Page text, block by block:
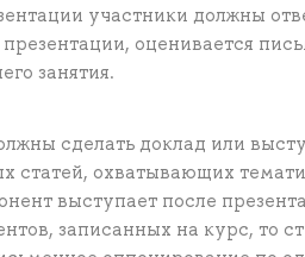
участники должны
оценивается
занятия.
сделать доклад или
статей, охватывающих
выступает после
записанных на курс, то